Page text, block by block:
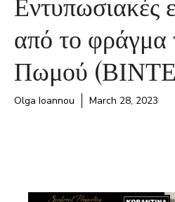
από το φράγμα
Πωμού
Olga Ioannou March 28, 2023